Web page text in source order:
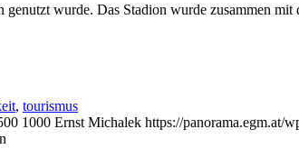
wurde. Das Stadion wurde zusammen
, tourismus
1000 Ernst Michalek https://panorama.egm.at/